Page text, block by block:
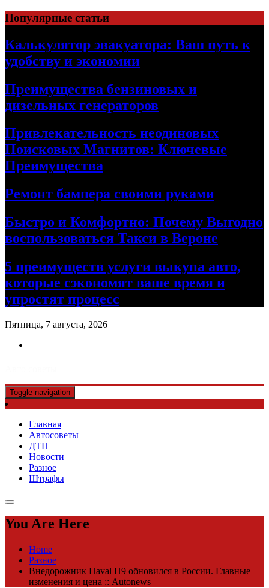
Skip
to
content
Популярные статьи
Калькулятор эвакуатора: Ваш путь к
удобству и экономии
Преимущества бензиновых и
дизельных генераторов
Привлекательность неодиновых
Поисковых Магнитов: Ключевые
Преимущества
Ремонт бампера своими руками
Быстро и Комфортно: Почему Выгодно
воспользоваться Такси в Вероне
5 преимуществ услуги выкупа авто,
которые сэкономят ваше время и
упростят процесс
Пятница, 7 августа, 2026
Toggle navigation
Главная
Автосоветы
ДТП
Новости
Разное
Штрафы
You Are Here
Home
Разное
Внедорожник Haval H9 обновился в России. Главные
изменения и цена :: Autonews